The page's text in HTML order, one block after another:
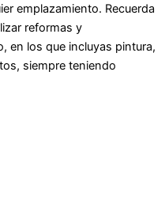
emplazamiento. Recuerda
reformas y
en los que incluyas pintura,
siempre teniendo